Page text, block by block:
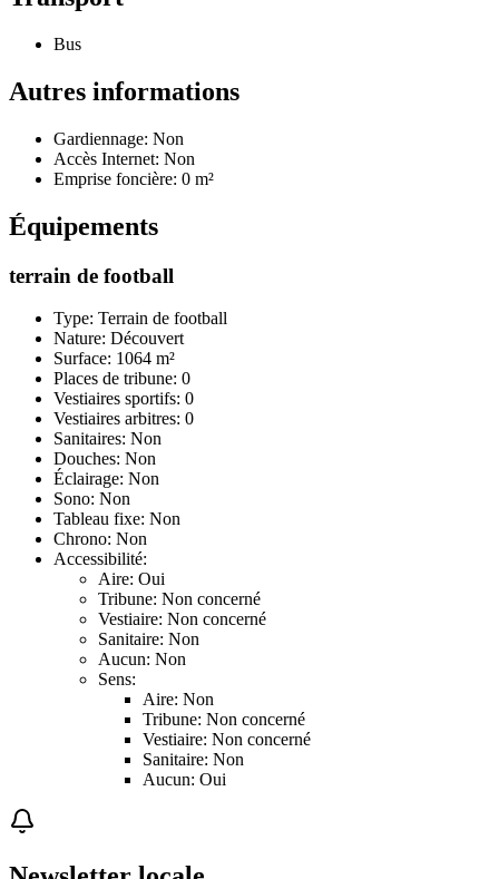
Bus
Autres informations
Gardiennage: Non
Accès Internet: Non
Emprise foncière: 0 m²
Équipements
terrain de football
Type: Terrain de football
Nature: Découvert
Surface: 1064 m²
Places de tribune: 0
Vestiaires sportifs: 0
Vestiaires arbitres: 0
Sanitaires: Non
Douches: Non
Éclairage: Non
Sono: Non
Tableau fixe: Non
Chrono: Non
Accessibilité:
Aire: Oui
Tribune: Non concerné
Vestiaire: Non concerné
Sanitaire: Non
Aucun: Non
Sens:
Aire: Non
Tribune: Non concerné
Vestiaire: Non concerné
Sanitaire: Non
Aucun: Oui